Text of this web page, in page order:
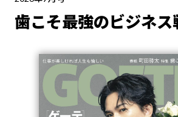
歯こそ最強のビジネス